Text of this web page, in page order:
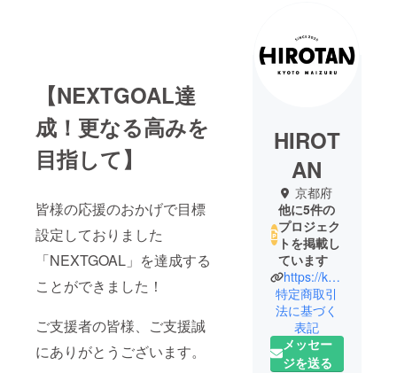
【NEXTGOAL達
成！更なる高みを
目指して】
皆様の応援のおかげで目標
設定しておりました
「NEXTGOAL」を達成する
ことができました！
ご支援者の皆様、ご支援誠
にありがとうございます。
HIROT
AN
京都府
他に5件の
プロジェク
トを掲載し
ています
https://kofukutei.net/
特定商取引
法に基づく
表記
メッセー
ジを送る